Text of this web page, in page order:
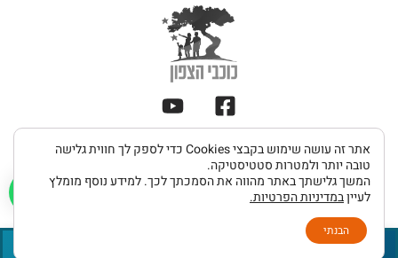
כל הזכויות שמורות 2026 © כוכבי הצפון
מדיניות
פרטיות
תקנון
שימוש
הצהרת
נגישות
אתר זה עושה שימוש בקבצי Cookies כדי לספק לך חווית גלישה
טובה יותר ולמטרות סטטיסטיקה.
המשך גלישתך באתר מהווה את הסמכתך לכך. למידע נוסף מומלץ
לעייןבמדיניות הפרטיות.
הבנתי